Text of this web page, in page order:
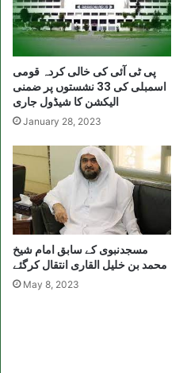
پی ٹی آئی کی خالی کردہ قومی
اسمبلی کی 33 نشستوں پر ضمنی
الیکشن کا شیڈول جاری
January 28, 2023
مسجدنبوی کے سابق امام شیخ
محمد بن خلیل القاری انتقال کرگئے
May 8, 2023